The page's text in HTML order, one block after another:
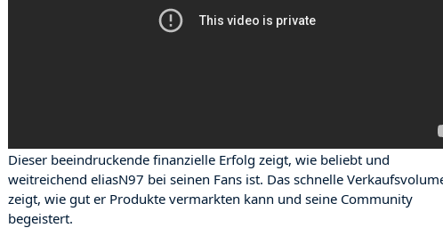
Dieser beeindruckende finanzielle Erfolg zeigt, wie beliebt und
weitreichend eliasN97 bei seinen Fans ist. Das schnelle
zeigt, wie gut er Produkte vermarkten kann und seine Community
begeistert.